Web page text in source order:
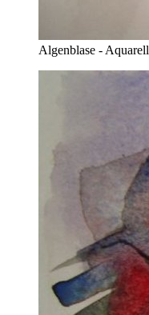
Algenblase - Aquarell